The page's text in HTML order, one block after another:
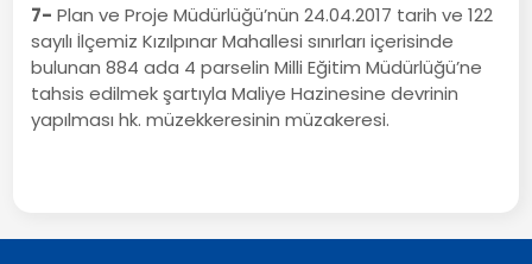
7- Plan ve Proje Müdürlüğü’nün 24.04.2017 tarih ve 122
sayılı İlçemiz Kızılpınar Mahallesi sınırları içerisinde
bulunan 884 ada 4 parselin Milli Eğitim Müdürlüğü’ne
tahsis edilmek şartıyla Maliye Hazinesine devrinin
yapılması hk. müzekkeresinin müzakeresi.